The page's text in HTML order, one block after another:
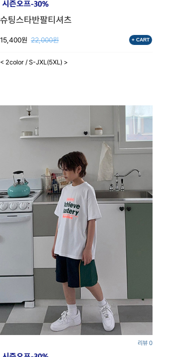
슈팅스타반팔티셔츠
15,400원 22,000원 + CART
< 2color / S-JXL(5XL) >
리뷰 0